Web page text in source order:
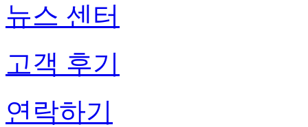
뉴스 센터
고객 후기
연락하기